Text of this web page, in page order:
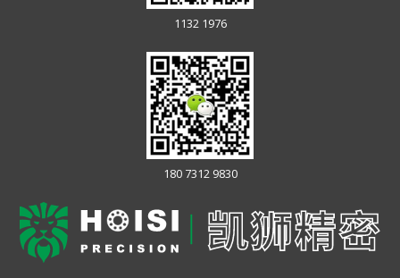
1132 1976
180 7312 9830